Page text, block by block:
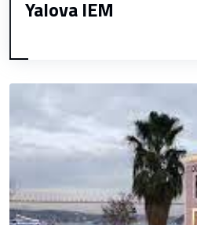
Yalova IEM